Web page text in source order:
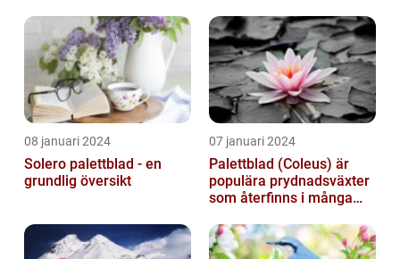
08 januari 2024
Solero palettblad - en
grundlig översikt
07 januari 2024
Palettblad (Coleus) är
populära prydnadsväxter
som återfinns i många
trädgårdar...